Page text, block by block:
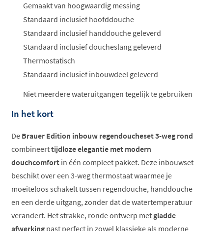
Gemaakt van hoogwaardig messing
Standaard inclusief hoofddouche
Standaard inclusief handdouche geleverd
Standaard inclusief doucheslang geleverd
Thermostatisch
Standaard inclusief inbouwdeel geleverd
Niet meerdere wateruitgangen tegelijk te gebruiken
In het kort
De Brauer Edition inbouw regendoucheset 3-weg rond
combineerttijdloze elegantie met modern
douchcomfort in één compleet pakket. Deze inbouwset
beschikt over een 3-weg thermostaat waarmee je
moeiteloos schakelt tussen regendouche, handdouche
en een derde uitgang, zonder dat de watertemperatuur
verandert. Het strakke, ronde ontwerp met gladde
afwerking past perfect in zowel klassieke als moderne